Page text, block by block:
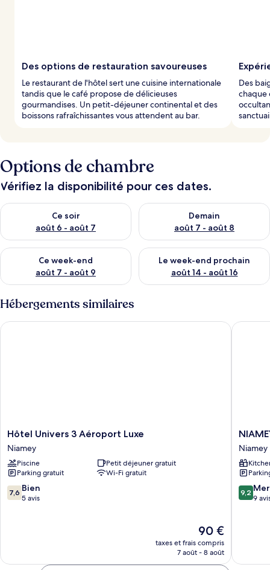
Des options de restauration savoureuses
Le restaurant de l'hôtel sert une cuisine internationale
tandis que le café propose de délicieuses
gourmandises. Un petit-déjeuner continental et des
boissons rafraîchissantes vous attendent au bar.
Des
chaque
Options de chambre
Vérifiez la disponibilité pour ces dates.
Ce soir
août 6 - août 7
Vérifier la disponibilité pour ce soir août 6 - août 7
Demain
août 7 - août 8
Vérifier la disponibilité pour
Ce week-end
août 7 - août 9
Vérifier la disponibilité pour ce week-end août 7 - août 9
Le week-end prochain
août 14 - août 16
Vérifier la disponibilité pour
Hébergements similaires
Hôtel
Univers
3
Aéroport
Luxe
Niamey
Hôtel Univers 3 Aéroport Luxe
Niamey
Piscine
Petit déjeuner gratuit
Parking gratuit
Wi-Fi gratuit
7.6
sur
7,6 Bien
5 avis
Le
nouveau
prix
90 €
taxes et frais compris
7 août - 8 août
Hôtel Univers 3 Aéroport Luxe
NIAMEY
MALL
&
Niamey
Niamey
9.2
sur
9,2
9
NIAMEY